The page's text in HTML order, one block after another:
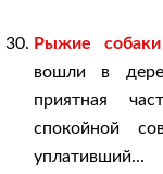
Рыжие собаки
вошли в
приятная
спокойной
уплативший...